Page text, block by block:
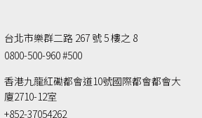
台北市樂群二路 267 號 5 樓之 8
0800-500-960 #500
香港九龍紅磡都會道10號國際都會都會大
廈2710-12室
+852-37054262